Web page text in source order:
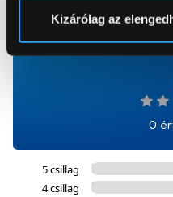
Sütinyilatkozathoz való
cookie-k
szolgáltatásaink
használatával Ön
Kizárólag az
Vásárlói vélemények(0)
0
5 csillag
4 csillag